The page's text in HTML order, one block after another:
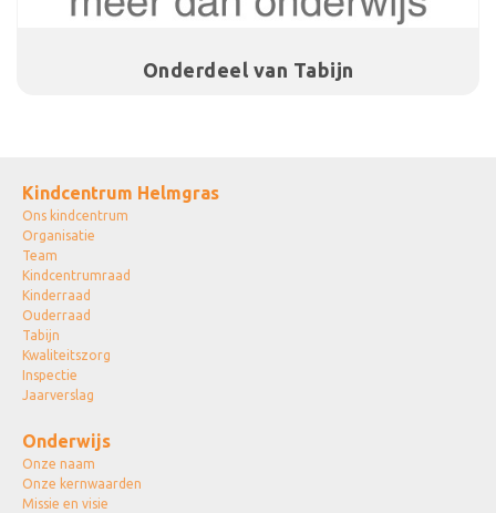
Onderdeel van Tabijn
Kindcentrum Helmgras
Ons kindcentrum
Organisatie
Team
Kindcentrumraad
Kinderraad
Ouderraad
Tabijn
Kwaliteitszorg
Inspectie
Jaarverslag
Onderwijs
Onze naam
Onze kernwaarden
Missie en visie